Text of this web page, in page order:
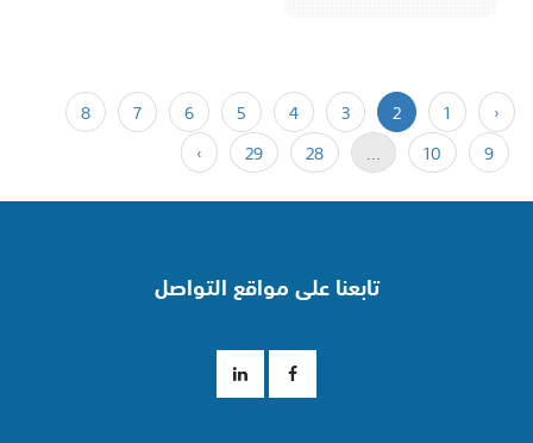
‹
1
2
3
4
5
6
7
8
9
10
...
28
29
›
تابعنا على مواقع التواصل